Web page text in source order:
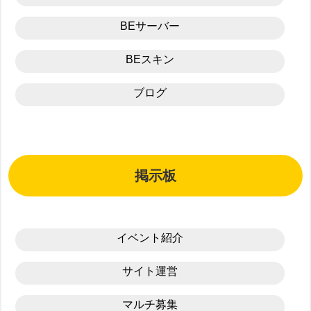
BEサーバー
BEスキン
ブログ
掲示板
イベント紹介
サイト運営
マルチ募集